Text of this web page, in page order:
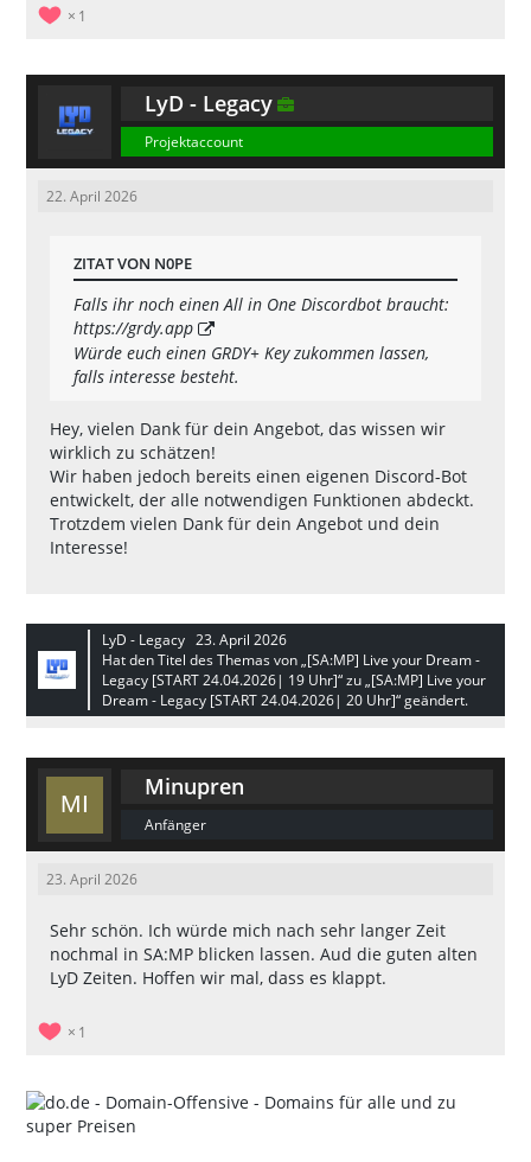
1
LyD - Legacy
Projektaccount
22. April 2026
ZITAT VON N0PE
Falls ihr noch einen All in One Discordbot braucht:
https://grdy.app
Würde euch einen GRDY+ Key zukommen lassen,
falls interesse besteht.
Hey, vielen Dank für dein Angebot, das wissen wir
wirklich zu schätzen!
Wir haben jedoch bereits einen eigenen Discord-Bot
entwickelt, der alle notwendigen Funktionen abdeckt.
Trotzdem vielen Dank für dein Angebot und dein
Interesse!
LyD - Legacy 23. April 2026
Hat den Titel des Themas von „[SA:MP] Live your Dream -
Legacy [START 24.04.2026| 19 Uhr]“ zu „[SA:MP] Live your
Dream - Legacy [START 24.04.2026| 20 Uhr]“ geändert.
Minupren
Anfänger
23. April 2026
Sehr schön. Ich würde mich nach sehr langer Zeit
nochmal in SA:MP blicken lassen. Aud die guten alten
LyD Zeiten. Hoffen wir mal, dass es klappt.
1